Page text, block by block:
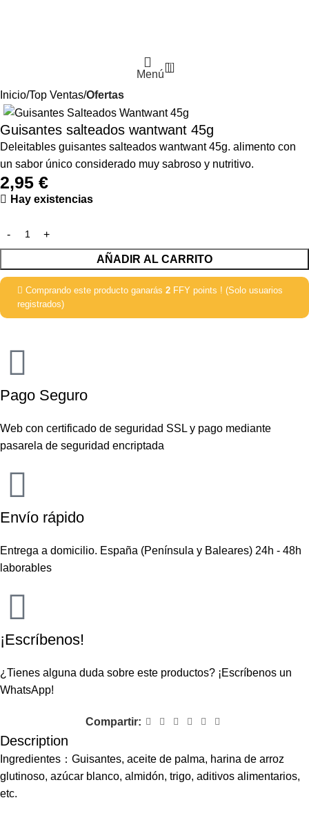
Menú
0
Inicio Top Ventas Ofertas
Guisantes salteados wantwant 45g
Deleitables guisantes salteados wantwant 45g. alimento con
un sabor único considerado muy sabroso y nutritivo.
2,95 €
Hay existencias
AÑADIR AL CARRITO
Comprando este producto ganarás 2 FFY points ! (Solo usuarios
registrados)
Pago Seguro
Web con certificado de seguridad SSL y pago mediante
pasarela de seguridad encriptada
Envío rápido
Entrega a domicilio. España (Península y Baleares) 24h - 48h
laborables
¡Escríbenos!
¿Tienes alguna duda sobre este productos? ¡Escríbenos un
WhatsApp!
Compartir:
Description
Ingredientes：Guisantes, aceite de palma, harina de arroz
glutinoso, azúcar blanco, almidón, trigo, aditivos alimentarios,
etc.